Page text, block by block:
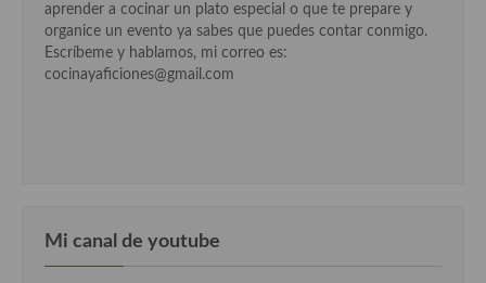
aprender a cocinar un plato especial o que te prepare y
organice un evento ya sabes que puedes contar conmigo.
Escríbeme y hablamos, mi correo es:
cocinayaficiones@gmail.com
Mi canal de youtube